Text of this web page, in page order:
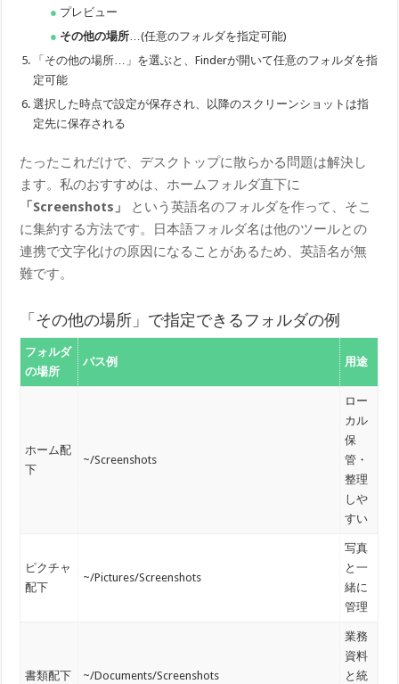
プレビュー
その他の場所…(任意のフォルダを指定可能)
「その他の場所…」を選ぶと、Finderが開いて任意のフォルダを指
定可能
選択した時点で設定が保存され、以降のスクリーンショットは指
定先に保存される
たったこれだけで、デスクトップに散らかる問題は解決し
ます。私のおすすめは、ホームフォルダ直下に
「Screenshots」
という英語名のフォルダを作って、そこ
に集約する方法です。日本語フォルダ名は他のツールとの
連携で文字化けの原因になることがあるため、英語名が無
難です。
「その他の場所」で指定できるフォルダの例
フォルダ
の場所
パス例 用途
ホーム配
下
~/Screenshots
ロー
カル
保
管・
整理
しや
すい
ピクチャ
配下
~/Pictures/Screenshots
写真
と一
緒に
管理
書類配下 ~/Documents/Screenshots
業務
資料
と統